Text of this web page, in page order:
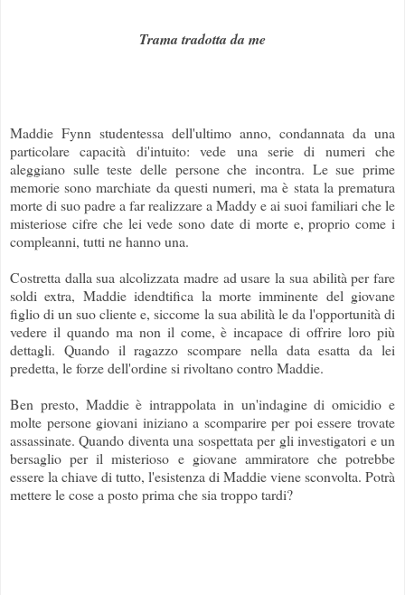
Trama tradotta da me
Maddie Fynn studentessa dell'ultimo anno, condannata da una
particolare capacità di'intuito: vede una serie di numeri che
aleggiano sulle teste delle persone che incontra. Le sue prime
memorie sono marchiate da questi numeri, ma è stata la prematura
morte di suo padre a far realizzare a Maddy e ai suoi familiari che le
misteriose cifre che lei vede sono date di morte e, proprio come i
compleanni, tutti ne hanno una.
Costretta dalla sua alcolizzata madre ad usare la sua abilità per fare
soldi extra, Maddie idendtifica la morte imminente del giovane
figlio di un suo cliente e, siccome la sua abilità le da l'opportunità di
vedere il quando ma non il come, è incapace di offrire loro più
dettagli. Quando il ragazzo scompare nella data esatta da lei
predetta, le forze dell'ordine si rivoltano contro Maddie.
Ben presto, Maddie è intrappolata in un'indagine di omicidio e
molte persone giovani iniziano a scomparire per poi essere trovate
assassinate. Quando diventa una sospettata per gli investigatori e un
bersaglio per il misterioso e giovane ammiratore che potrebbe
essere la chiave di tutto, l'esistenza di Maddie viene sconvolta. Potrà
mettere le cose a posto prima che sia troppo tardi?